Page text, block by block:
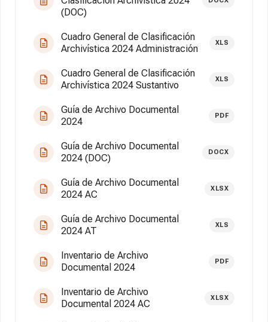
(DOC)
Cuadro General de Clasificación
Archivística 2024 Administración
XLS
Cuadro General de Clasificación
Archivística 2024 Sustantivo
XLS
Guía de Archivo Documental
2024
PDF
Guía de Archivo Documental
2024 (DOC)
DOCX
Guía de Archivo Documental
2024 AC
XLSX
Guía de Archivo Documental
2024 AT
XLS
Inventario de Archivo
Documental 2024
PDF
Inventario de Archivo
Documental 2024 AC
XLSX